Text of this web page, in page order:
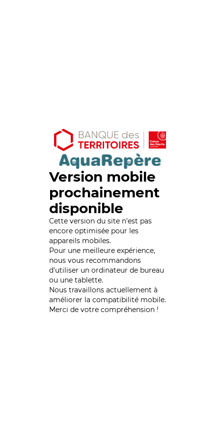
Version mobile
prochainement
disponible
Cette version du site n’est pas
encore optimisée pour les
appareils mobiles.
Pour une meilleure expérience,
nous vous recommandons
d'utiliser un ordinateur de bureau
ou une tablette.
Nous travaillons actuellement à
améliorer la compatibilité mobile.
Merci de votre compréhension !